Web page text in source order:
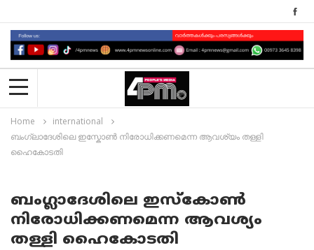
Home
international
ബംഗ്ലാദേശിലെ ഇസ്കോൺ നിരോധിക്കണമെന്ന ആവശ്യം തള്ളി
ഹൈകോടതി
ബംഗ്ലാദേശിലെ ഇസ്കോൺ
നിരോധിക്കണമെന്ന ആവശ്യം
തള്ളി ഹൈകോടതി